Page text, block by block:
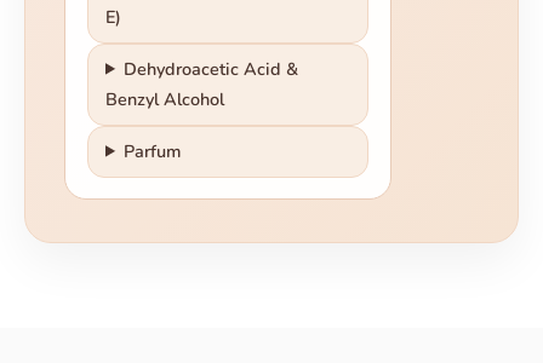
E)
Dehydroacetic Acid &
Benzyl Alcohol
Parfum